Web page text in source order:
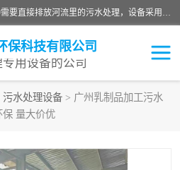
MBR污水处理设备广泛应用于各种需要直接排放河流里的污水处理，设备采用膜生物反应器（Membrane Bioreactor,简称MBR〕技术，取代了传统工艺中的二沉池，它可以*地进行固液分离，得到直接使用的稳定中水，又可在生物池内维持高浓度的微生物量，工艺剩余污泥少，极有效地去除氨氮，出水悬浮物和浊度接近于零，出水中细菌和病毒被大幅度去除，能耗低，占地面积小。
保科技有限公司
用设备的公司
污水处理设备 > 广州乳制品加工污水
保 量大价优
医院污水处理设备
油墨污水处理设备